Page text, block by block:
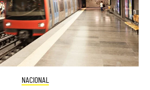
NACIONAL